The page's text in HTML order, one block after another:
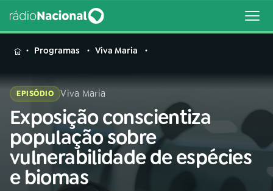
MENU
Buscar
na
Rádio
Nacional
Buscar
Programas Viva Maria
EPISÓDIO Viva Maria
Exposição conscientiza
população sobre
vulnerabilidade de espécies
e biomas